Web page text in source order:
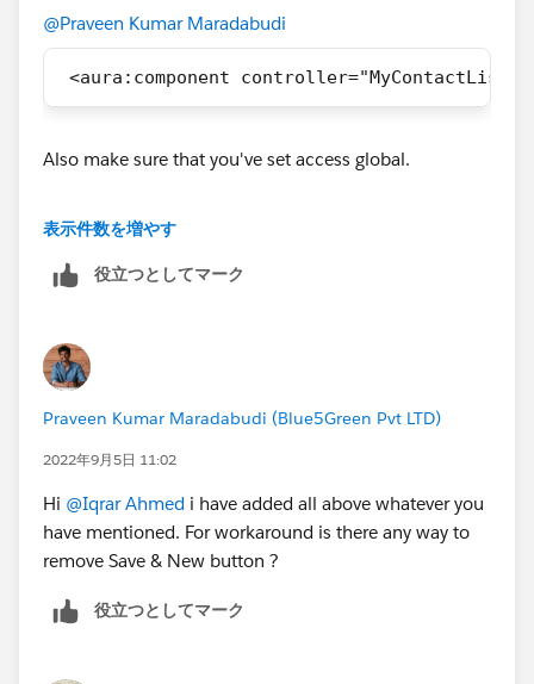
@Praveen Kumar Maradabudi
<aura:component
Also make sure that you've set access global.
I would say to review trailhead one time again.
https://trailhead.salesforce.com/content/learn/projec
ts/quickstart-lightning-components/quickstart-
n%20Aura%20Component%20to%20the%20Reco
rd%20Page,-
An%20Aura%20component&text=You%20first%20
%20click%20Submit
表示件数を増やす
役立つとしてマーク
Praveen Kumar Maradabudi (Blue5Green Pvt LTD)
2022年9月5日 11:02
Hi @Iqrar Ahmed i have added all above whatever you
have mentioned. For workaround is there any way to
remove Save & New button ?
役立つとしてマーク